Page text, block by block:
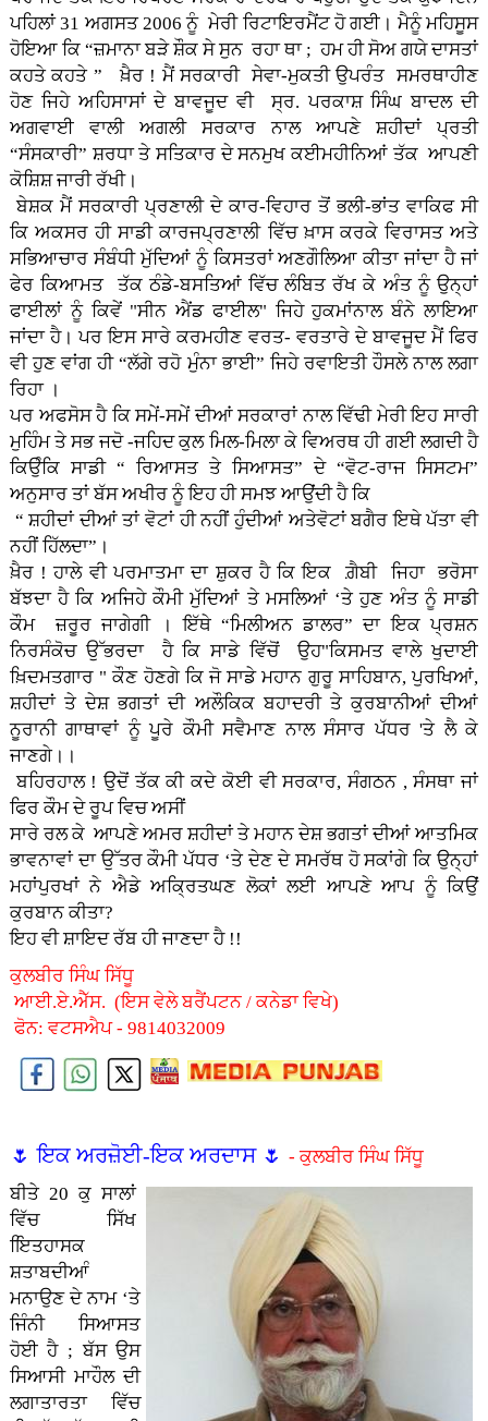
ਪਹਿਲਾਂ 31 ਅਗਸਤ 2006 ਨੂੰ ਮੇਰੀ ਰਿਟਾਇਰਮੈਂਟ ਹੋ ਗਈ। ਮੈਨੂੰ ਮਹਿਸੂਸ
ਹੋਇਆ ਕਿ “ਜ਼ਮਾਨਾ ਬੜੇ ਸ਼ੌਕ ਸੇ ਸੁਨ ਰਹਾ ਥਾ ; ਹਮ ਹੀ ਸੋਅ ਗਯੇ ਦਾਸਤਾਂ
ਕਹਤੇ ਕਹਤੇ ” ਖ਼ੈਰ ! ਮੈਂ ਸਰਕਾਰੀ ਸੇਵਾ-ਮੁਕਤੀ ਉਪਰੰਤ ਸਮਰਥਾਹੀਣ
ਹੋਣ ਜਿਹੇ ਅਹਿਸਾਸਾਂ ਦੇ ਬਾਵਜੂਦ ਵੀ ਸ੍ਰ. ਪਰਕਾਸ਼ ਸਿੰਘ ਬਾਦਲ ਦੀ
ਅਗਵਾਈ ਵਾਲੀ ਅਗਲੀ ਸਰਕਾਰ ਨਾਲ ਆਪਣੇ ਸ਼ਹੀਦਾਂ ਪ੍ਰਤੀ
“ਸੰਸਕਾਰੀ” ਸ਼ਰਧਾ ਤੇ ਸਤਿਕਾਰ ਦੇ ਸਨਮੁਖ ਕਈਮਹੀਨਿਆਂ ਤੱਕ ਆਪਣੀ
ਕੋਸ਼ਿਸ਼ ਜਾਰੀ ਰੱਖੀ।
ਬੇਸ਼ਕ ਮੈਂ ਸਰਕਾਰੀ ਪ੍ਰਣਾਲੀ ਦੇ ਕਾਰ-ਵਿਹਾਰ ਤੋਂ ਭਲੀ-ਭਾਂਤ ਵਾਕਿਫ ਸੀ
ਕਿ ਅਕਸਰ ਹੀ ਸਾਡੀ ਕਾਰਜਪ੍ਰਣਾਲੀ ਵਿੱਚ ਖ਼ਾਸ ਕਰਕੇ ਵਿਰਾਸਤ ਅਤੇ
ਸਭਿਆਚਾਰ ਸੰਬੰਧੀ ਮੁੱਦਿਆਂ ਨੂੰ ਕਿਸਤਰਾਂ ਅਣਗੌਲਿਆ ਕੀਤਾ ਜਾਂਦਾ ਹੈ ਜਾਂ
ਫੇਰ ਕਿਆਮਤ ਤੱਕ ਠੰਡੇ-ਬਸਤਿਆਂ ਵਿੱਚ ਲੰਬਿਤ ਰੱਖ ਕੇ ਅੰਤ ਨੂੰ ਉਨ੍ਹਾਂ
ਫਾਈਲਾਂ ਨੂੰ ਕਿਵੇਂ "ਸੀਨ ਐਂਡ ਫਾਈਲ" ਜਿਹੇ ਹੁਕਮਾਂਨਾਲ ਬੰਨੇ ਲਾਇਆ
ਜਾਂਦਾ ਹੈ। ਪਰ ਇਸ ਸਾਰੇ ਕਰਮਹੀਣ ਵਰਤ- ਵਰਤਾਰੇ ਦੇ ਬਾਵਜੂਦ ਮੈਂ ਫਿਰ
ਵੀ ਹੁਣ ਵਾਂਗ ਹੀ “ਲੱਗੇ ਰਹੋ ਮੁੰਨਾ ਭਾਈ” ਜਿਹੇ ਰਵਾਇਤੀ ਹੌਸਲੇ ਨਾਲ ਲਗਾ
ਰਿਹਾ ।
ਪਰ ਅਫਸੋਸ ਹੈ ਕਿ ਸਮੇਂ-ਸਮੇਂ ਦੀਆਂ ਸਰਕਾਰਾਂ ਨਾਲ ਵਿੱਢੀ ਮੇਰੀ ਇਹ ਸਾਰੀ
ਮੁਹਿੰਮ ਤੇ ਸਭ ਜਦੋ -ਜਹਿਦ ਕੁਲ ਮਿਲ-ਮਿਲਾ ਕੇ ਵਿਅਰਥ ਹੀ ਗਈ ਲਗਦੀ ਹੈ
ਕਿਉੰਕਿ ਸਾਡੀ “ ਰਿਆਸਤ ਤੇ ਸਿਆਸਤ” ਦੇ “ਵੋਟ-ਰਾਜ ਸਿਸਟਮ”
ਅਨੁਸਾਰ ਤਾਂ ਬੱਸ ਅਖੀਰ ਨੂੰ ਇਹ ਹੀ ਸਮਝ ਆਉਂਦੀ ਹੈ ਕਿ
“ ਸ਼ਹੀਦਾਂ ਦੀਆਂ ਤਾਂ ਵੋਟਾਂ ਹੀ ਨਹੀਂ ਹੁੰਦੀਆਂ ਅਤੇਵੋਟਾਂ ਬਗੈਰ ਇਥੇ ਪੱਤਾ ਵੀ
ਨਹੀਂ ਹਿੱਲਦਾ”।
ਖ਼ੈਰ ! ਹਾਲੇ ਵੀ ਪਰਮਾਤਮਾ ਦਾ ਸ਼ੁਕਰ ਹੈ ਕਿ ਇਕ ਗ਼ੈਬੀ ਜਿਹਾ ਭਰੋਸਾ
ਬੱਝਦਾ ਹੈ ਕਿ ਅਜਿਹੇ ਕੌਮੀ ਮੁੱਦਿਆਂ ਤੇ ਮਸਲਿਆਂ ‘ਤੇ ਹੁਣ ਅੰਤ ਨੂੰ ਸਾਡੀ
ਕੌਮ ਜ਼ਰੂਰ ਜਾਗੇਗੀ । ਇੱਥੇ “ਮਿਲੀਅਨ ਡਾਲਰ” ਦਾ ਇਕ ਪ੍ਰਸ਼ਨ
ਨਿਰਸੰਕੋਚ ਉੱਭਰਦਾ ਹੈ ਕਿ ਸਾਡੇ ਵਿੱਚੋਂ ਉਹ"ਕਿਸਮਤ ਵਾਲੇ ਖੁਦਾਈ
ਖ਼ਿਦਮਤਗਾਰ " ਕੌਣ ਹੋਣਗੇ ਕਿ ਜੋ ਸਾਡੇ ਮਹਾਨ ਗੁਰੂ ਸਾਹਿਬਾਨ, ਪੁਰਖਿਆਂ,
ਸ਼ਹੀਦਾਂ ਤੇ ਦੇਸ਼ ਭਗਤਾਂ ਦੀ ਅਲੌਕਿਕ ਬਹਾਦਰੀ ਤੇ ਕੁਰਬਾਨੀਆਂ ਦੀਆਂ
ਨੂਰਾਨੀ ਗਾਥਾਵਾਂ ਨੂੰ ਪੂਰੇ ਕੌਮੀ ਸਵੈਮਾਣ ਨਾਲ ਸੰਸਾਰ ਪੱਧਰ 'ਤੇ ਲੈ ਕੇ
ਜਾਣਗੇ।।
ਬਹਿਰਹਾਲ ! ਉਦੋਂ ਤੱਕ ਕੀ ਕਦੇ ਕੋਈ ਵੀ ਸਰਕਾਰ, ਸੰਗਠਨ , ਸੰਸਥਾ ਜਾਂ
ਫਿਰ ਕੌਮ ਦੇ ਰੂਪ ਵਿਚ ਅਸੀਂ
ਸਾਰੇ ਰਲ ਕੇ ਆਪਣੇ ਅਮਰ ਸ਼ਹੀਦਾਂ ਤੇ ਮਹਾਨ ਦੇਸ਼ ਭਗਤਾਂ ਦੀਆਂ ਆਤਮਿਕ
ਭਾਵਨਾਵਾਂ ਦਾ ਉੱਤਰ ਕੌਮੀ ਪੱਧਰ ‘ਤੇ ਦੇਣ ਦੇ ਸਮਰੱਥ ਹੋ ਸਕਾਂਗੇ ਕਿ ਉਨ੍ਹਾਂ
ਮਹਾਂਪੁਰਖਾਂ ਨੇ ਐਡੇ ਅਕ੍ਰਿਤਘਣ ਲੋਕਾਂ ਲਈ ਆਪਣੇ ਆਪ ਨੂੰ ਕਿਉਂ
ਕੁਰਬਾਨ ਕੀਤਾ?
ਇਹ ਵੀ ਸ਼ਾਇਦ ਰੱਬ ਹੀ ਜਾਣਦਾ ਹੈ !!
ਕੁਲਬੀਰ ਸਿੰਘ ਸਿੱਧੂ
ਆਈ.ਏ.ਐੱਸ. (ਇਸ ਵੇਲੇ ਬਰੈਂਪਟਨ / ਕਨੇਡਾ ਵਿਖੇ)
ਫੋਨ: ਵਟਸਐਪ - 9814032009
🌷 ਇਕ ਅਰਜ਼ੋਈ-ਇਕ ਅਰਦਾਸ 🌷 - ਕੁਲਬੀਰ ਸਿੰਘ ਸਿੱਧੂ
ਬੀਤੇ 20 ਕੁ ਸਾਲਾਂ
ਵਿੱਚ ਸਿੱਖ
ਇਿਤਹਾਸਕ
ਸ਼ਤਾਬਦੀਆੰ
ਮਨਾਉਣ ਦੇ ਨਾਮ ‘ਤੇ
ਜਿੰਨੀ ਸਿਆਸਤ
ਹੋਈ ਹੈ ; ਬੱਸ ਉਸ
ਸਿਆਸੀ ਮਾਹੌਲ ਦੀ
ਲਗਾਤਾਰਤਾ ਵਿੱਚ